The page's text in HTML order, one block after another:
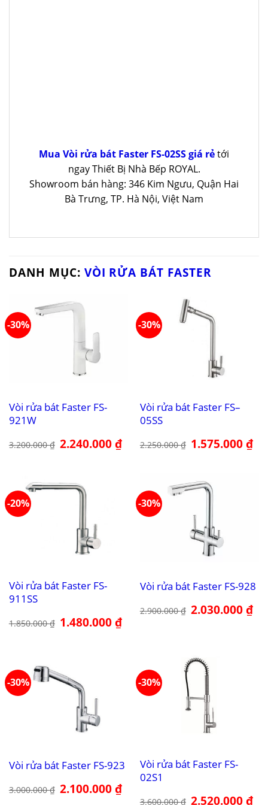
Mua Vòi rửa bát Faster FS-02SS giá rẻtới
ngay Thiết Bị Nhà Bếp ROYAL.
Showroom bán hàng: 346 Kim Ngưu, Quận Hai
Bà Trưng, TP. Hà Nội, Việt Nam
DANH MỤC: VÒI RỬA BÁT FASTER
-30%
Vòi rửa bát Faster FS-
921W
3.200.000₫ Giá
gốc
2.240.000₫Giá
hiện
-30%
Vòi rửa bát Faster FS–
05SS
2.250.000₫ Giá
gốc
1.575.000₫Giá
-20%
Vòi rửa bát Faster FS-
911SS
1.850.000₫ Giá
gốc
1.480.000₫Giá
hiện
-30%
Vòi rửa bát Faster FS-928
2.900.000₫ Giá
gốc
2.030.000₫Giá
-30%
Vòi rửa bát Faster FS-923
3.000.000₫ Giá
gốc
2.100.000₫Giá
hiện
-30%
Vòi rửa bát Faster FS-
02S1
3.600.000₫ Giá
2.520.000₫Giá